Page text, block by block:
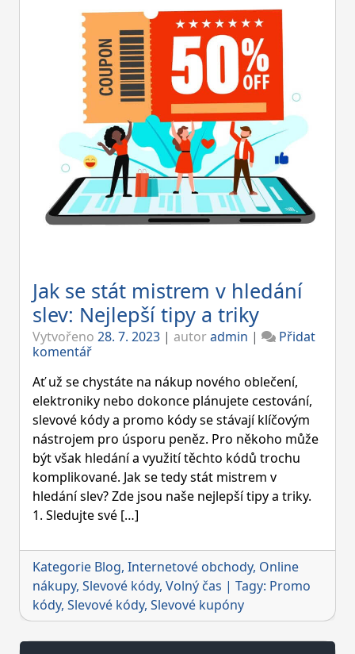
Jak se stát mistrem v hledání
slev: Nejlepší tipy a triky
Vytvořeno 28. 7. 2023 | autoradmin |
Přidat
komentářon
se
stát
mistrem
v
hledání
slev:
Nejlepší
tipy
a
triky
Ať už se chystáte na nákup nového oblečení,
elektroniky nebo dokonce plánujete cestování,
slevové kódy a promo kódy se stávají klíčovým
nástrojem pro úsporu peněz. Pro někoho může
být však hledání a využití těchto kódů trochu
komplikované. Jak se tedy stát mistrem v
hledání slev? Zde jsou naše nejlepší tipy a triky.
1. Sledujte své […]
Kategorie Blog, Internetové obchody, Online
nákupy, Slevové kódy, Volný čas | Tagy: Promo
kódy, Slevové kódy, Slevové kupóny